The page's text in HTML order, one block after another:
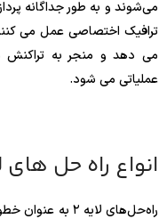
می‌شوند و به طور جداگانه
ترافیک اختصاصی عمل می
می دهد و منجر به تراکنش
عملیاتی می شود.
انواع راه حل های
راه‌حل‌های لایه